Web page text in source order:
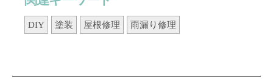
DIY 塗装 屋根修理 雨漏り修理